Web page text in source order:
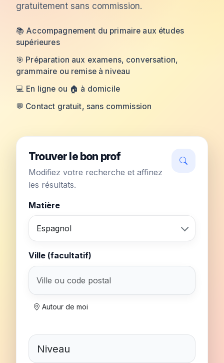
gratuitement sans commission.
📚 Accompagnement du primaire aux études
supérieures
🎯 Préparation aux examens, conversation,
grammaire ou remise à niveau
💻 En ligne ou 🏠 à domicile
💬 Contact gratuit, sans commission
Trouver le bon prof
Modifiez votre recherche et affinez
les résultats.
Matière
Espagnol
Ville (facultatif)
Autour de moi